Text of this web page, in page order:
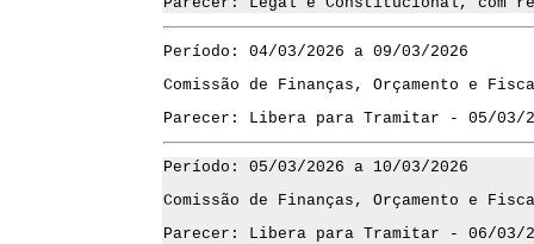
Período: 04/03/2026 a 09/03/2026
Comissão de Finanças, Orçamento e
Parecer: Libera para Tramitar - 05/03/
Período: 05/03/2026 a 10/03/2026
Comissão de Finanças, Orçamento e
Parecer: Libera para Tramitar - 06/03/